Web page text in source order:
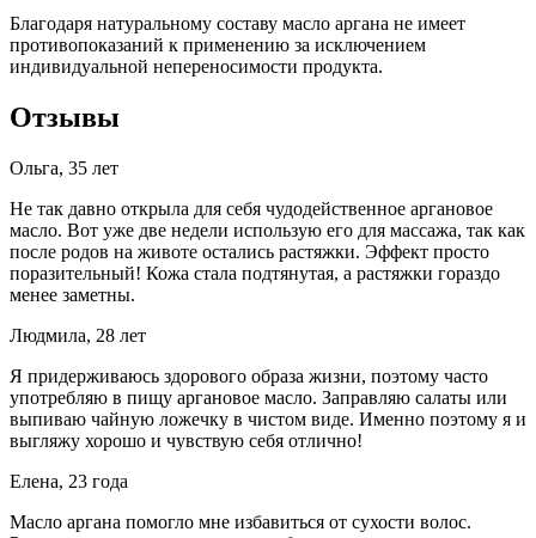
Благодаря натуральному составу масло аргана не имеет
противопоказаний к применению за исключением
индивидуальной непереносимости продукта.
Отзывы
Ольга, 35 лет
Не так давно открыла для себя чудодейственное аргановое
масло. Вот уже две недели использую его для массажа, так как
после родов на животе остались растяжки. Эффект просто
поразительный! Кожа стала подтянутая, а растяжки гораздо
менее заметны.
Людмила, 28 лет
Я придерживаюсь здорового образа жизни, поэтому часто
употребляю в пищу аргановое масло. Заправляю салаты или
выпиваю чайную ложечку в чистом виде. Именно поэтому я и
выгляжу хорошо и чувствую себя отлично!
Елена, 23 года
Масло аргана помогло мне избавиться от сухости волос.